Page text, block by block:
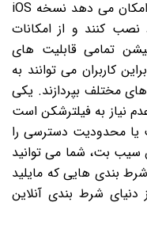
شرط بندی آنلاین است که به کاربران امکان می دهد نسخه iOS
کنند و از امکانات
تمامی قابلیت های
کاربران می توانند به
مختلف بپردازند. یکی
نیاز به فیلترشکن است
یا محدودیت دسترسی را
سیب بت، شما می توانید
بندی هایی که مایلید
شرط بندی آنلاین